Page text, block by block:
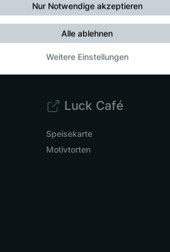
Luck Café
Speisekarte
Motivtorten
Nur Notwendige akzeptieren
Alle ablehnen
Weitere Einstellungen